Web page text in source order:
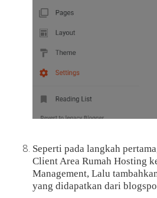
Seperti pada langkah
Client Area Rumah Hosting
Management, Lalu
yang didapatkan dari